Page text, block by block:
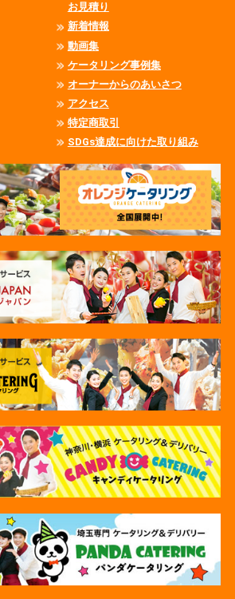
お見積り
新着情報
動画集
ケータリング事例集
オーナーからのあいさつ
アクセス
特定商取引
SDGs達成に向けた取り組み